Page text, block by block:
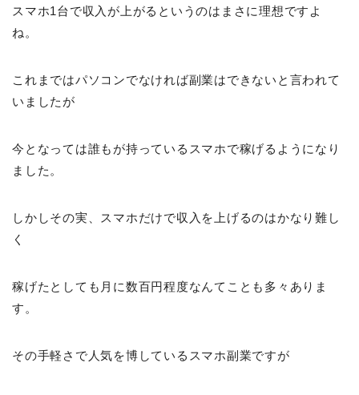
スマホ1台で収入が上がるというのはまさに理想ですよ
ね。
これまではパソコンでなければ副業はできないと言われて
いましたが
今となっては誰もが持っているスマホで稼げるようになり
ました。
しかしその実、スマホだけで収入を上げるのはかなり難し
く
稼げたとしても月に数百円程度なんてことも多々ありま
す。
その手軽さで人気を博しているスマホ副業ですが